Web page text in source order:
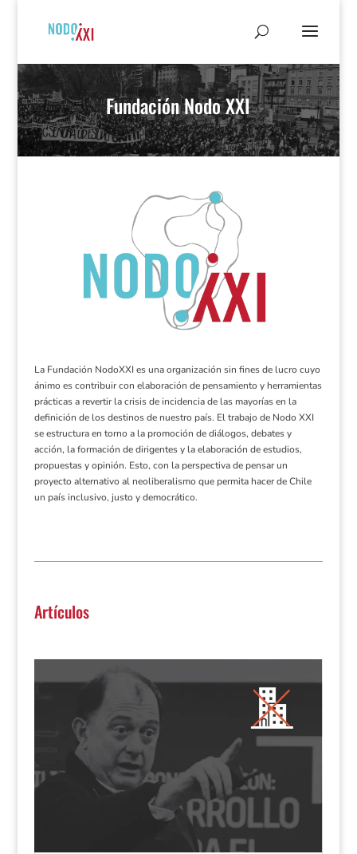
Fundación Nodo XXI
La Fundación NodoXXI es una organización sin fines de lucro cuyo
ánimo es contribuir con elaboración de pensamiento y herramientas
prácticas a revertir la crisis de incidencia de las mayorías en la
definición de los destinos de nuestro país. El trabajo de Nodo XXI
se estructura en torno a la promoción de diálogos, debates y
acción, la formación de dirigentes y la elaboración de estudios,
propuestas y opinión. Esto, con la perspectiva de pensar un
proyecto alternativo al neoliberalismo que permita hacer de Chile
un país inclusivo, justo y democrático.
Artículos